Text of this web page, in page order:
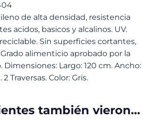
de alta densidad, resistencia
acidos, basicos y alcalinos. UV.
Sin superficies cortantes,
alimenticio aprobado por la
Dimensiones: Largo: 120 cm. Ancho:
Traversas. Color: Gris.
también vieron…